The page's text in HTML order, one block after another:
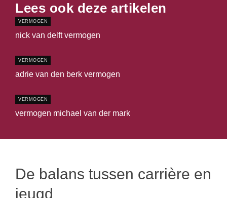
Lees ook deze artikelen
VERMOGEN
nick van delft vermogen
VERMOGEN
adrie van den berk vermogen
VERMOGEN
vermogen michael van der mark
De balans tussen carrière en
jeugd